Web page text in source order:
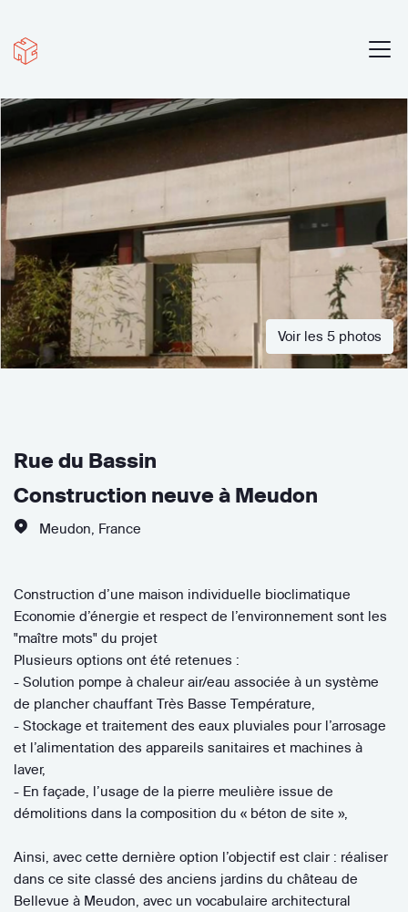
Voir les 5 photos
Rue du Bassin
Construction neuve à Meudon
Meudon France
Construction d’une maison individuelle bioclimatique
Economie d’énergie et respect de l’environnement sont les
"maître mots" du projet
Plusieurs options ont été retenues :
- Solution pompe à chaleur air/eau associée à un système
de plancher chauffant Très Basse Température,
- Stockage et traitement des eaux pluviales pour l’arrosage
et l’alimentation des appareils sanitaires et machines à
laver,
- En façade, l’usage de la pierre meulière issue de
démolitions dans la composition du « béton de site »,
Ainsi, avec cette dernière option l’objectif est clair : réaliser
dans ce site classé des anciens jardins du château de
Bellevue à Meudon, avec un vocabulaire architectural